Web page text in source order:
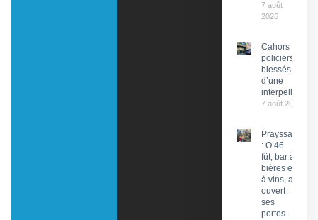
7 août
2026
Cahors : Des
policiers
blessés lors
d’une
interpellation
7 août 2026
Prayssac
: O 46
fût, bar à
bières et
à vins, a
ouvert
ses
portes